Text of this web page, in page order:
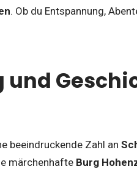
. Ob du Entspannung,
und
beeindruckende Zahl an
märchenhafte Burg